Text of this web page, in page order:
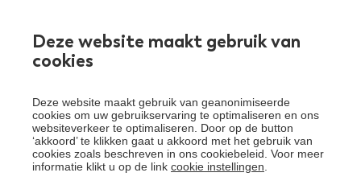
Deze website maakt gebruik van
cookies
Deze website maakt gebruik van geanonimiseerde
cookies om uw gebruikservaring te optimaliseren en ons
websiteverkeer te optimaliseren. Door op de button
‘akkoord’ te klikken gaat u akkoord met het gebruik van
cookies zoals beschreven in ons cookiebeleid. Voor meer
informatie klikt u op de link cookie instellingen
Over Santeon
Waardegedreven zorg
Schrijf je in voor de nieuwsbrief
Schrijf je in voor onze nieuwsbrief en ontvang het